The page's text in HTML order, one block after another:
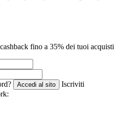
fino a 35% dei tuoi acquisti
Accedi al sito
Iscriviti